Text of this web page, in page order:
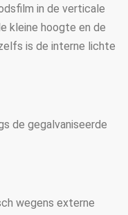
in de verticale
kleine hoogte en de
is de interne lichte
de gegalvaniseerde
wegens externe